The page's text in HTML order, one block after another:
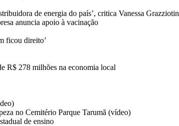
de energia do país’, critica Vanessa Grazziotin
anuncia apoio à vacinação
ficou direito’
R$ 278 milhões na economia local
no Cemitério Parque Tarumã (vídeo)
de ensino